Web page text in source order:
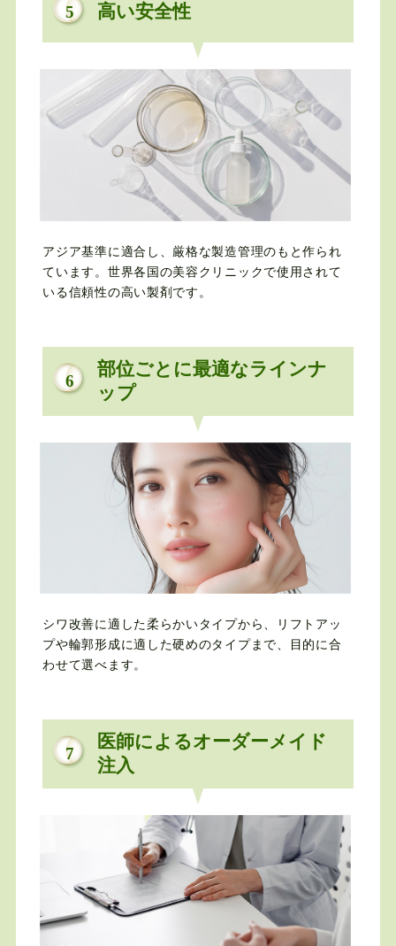
5 高い安全性
アジア基準に適合し、厳格な製造管理のもと作られ
ています。世界各国の美容クリニックで使用されて
いる信頼性の高い製剤です。
6
部位ごとに最適なラインナ
ップ
シワ改善に適した柔らかいタイプから、リフトアッ
プや輪郭形成に適した硬めのタイプまで、目的に合
わせて選べます。
7
医師によるオーダーメイド
注入